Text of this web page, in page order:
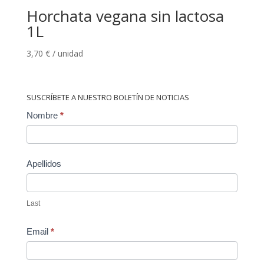
Horchata vegana sin lactosa
1L
3,70 € / unidad
SUSCRÍBETE A NUESTRO BOLETÍN DE NOTICIAS
Contact
Nombre *
Apellidos
Last
Email *